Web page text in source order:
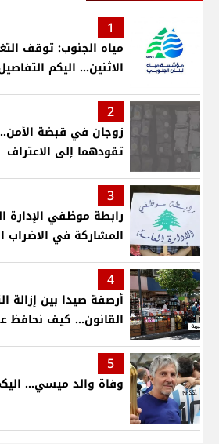
1
مياه الجنوب: توقف
الاثنين... اليكم
2
زوجان في قبضة
تقودهما إلى الاعتراف
3
رابطة موظفي الإدارة
المشاركة في الاضراب
4
أرصفة صيدا بين إزالة
القانون... كيف نحافظ
5
وفاة والد ميسي...